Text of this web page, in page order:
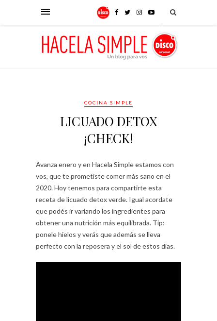
COCINA SIMPLE
LICUADO DETOX
¡CHECK!
Avanza enero y en Hacela Simple estamos con
vos, que te prometiste comer más sano en el
2020. Hoy tenemos para compartirte esta
receta de licuado detox verde. Igual acordate
que podés ir variando los ingredientes para
obtener una nutrición más equilibrada. Tip:
ponele hielos y verás que además se lleva
perfecto con la reposera y el sol de estos días.